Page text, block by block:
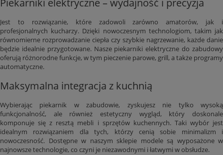
Jest to rozwiązanie, które zadowoli zarówno amatorów, jak i
profesjonalnych kucharzy. Dzięki nowoczesnym technologiom, takim jak
równomierne rozprowadzanie ciepła czy szybkie nagrzewanie, każde danie
będzie idealnie przygotowane. Nasze piekarniki elektryczne do zabudowy
oferują różnorodne funkcje, w tym pieczenie parowe, grill, a także programy
automatyczne.
Maksymalna integracja z kuchnią
Wybierając piekarnik w zabudowie, zyskujesz nie tylko wysoką
funkcjonalność, ale również estetyczny wygląd, który doskonale
komponuje się z resztą mebli i sprzętów kuchennych. Taki wybór jest
idealnym rozwiązaniem dla tych, którzy cenią sobie minimalizm i
nowoczesność. Dostępne w naszym sklepie modele są wyposażone w
najnowsze technologie, co czyni je niezawodnymi i łatwymi w obsłudze.